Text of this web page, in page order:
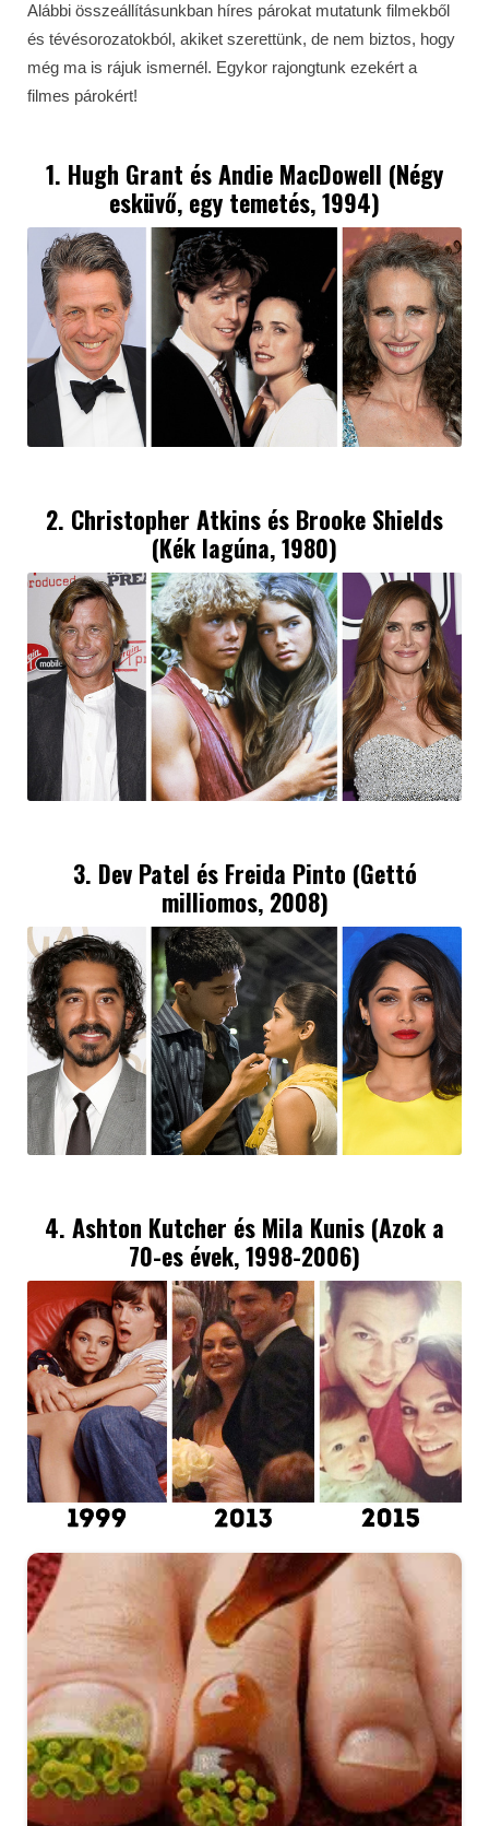
Alábbi összeállításunkban híres párokat mutatunk filmekből
és tévésorozatokból, akiket szerettünk, de nem biztos, hogy
még ma is rájuk ismernél. Egykor rajongtunk ezekért a
filmes párokért!
1. Hugh Grant és Andie MacDowell (Négy
esküvő, egy temetés, 1994)
2. Christopher Atkins és Brooke Shields
(Kék lagúna, 1980)
3. Dev Patel és Freida Pinto (Gettó
milliomos, 2008)
4. Ashton Kutcher és Mila Kunis (Azok a
70-es évek, 1998-2006)